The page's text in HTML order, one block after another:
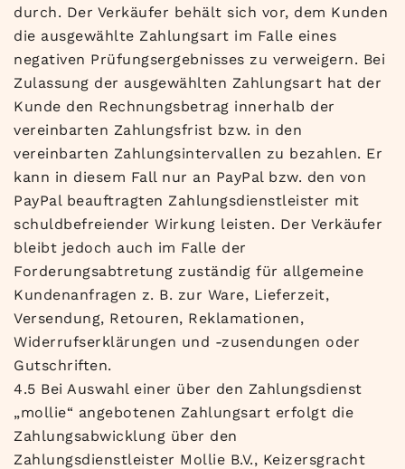
durch. Der Verkäufer behält sich vor, dem Kunden
die ausgewählte Zahlungsart im Falle eines
negativen Prüfungsergebnisses zu verweigern. Bei
Zulassung der ausgewählten Zahlungsart hat der
Kunde den Rechnungsbetrag innerhalb der
vereinbarten Zahlungsfrist bzw. in den
vereinbarten Zahlungsintervallen zu bezahlen. Er
kann in diesem Fall nur an PayPal bzw. den von
PayPal beauftragten Zahlungsdienstleister mit
schuldbefreiender Wirkung leisten. Der Verkäufer
bleibt jedoch auch im Falle der
Forderungsabtretung zuständig für allgemeine
Kundenanfragen z. B. zur Ware, Lieferzeit,
Versendung, Retouren, Reklamationen,
Widerrufserklärungen und -zusendungen oder
Gutschriften.
4.5 Bei Auswahl einer über den Zahlungsdienst
„mollie“ angebotenen Zahlungsart erfolgt die
Zahlungsabwicklung über den
Zahlungsdienstleister Mollie B.V., Keizersgracht